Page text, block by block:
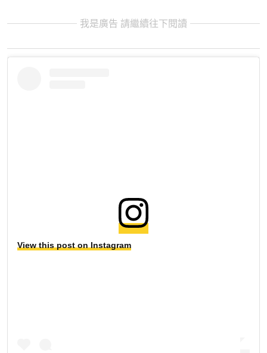
我是廣告 請繼續往下閱讀
View this post on Instagram